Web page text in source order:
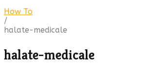
How To
/
halate-medicale
halate-medicale